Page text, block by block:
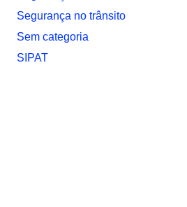
Segurança no trânsito
Sem categoria
SIPAT